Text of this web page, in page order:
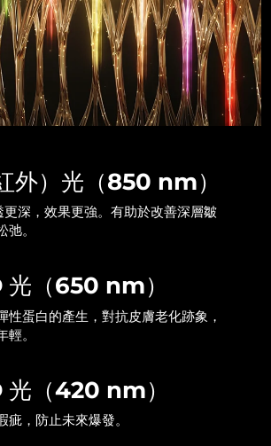
外）光（850 nm）
深，效果更強。有助於改善深層皺
。
光（650 nm）
性蛋白的產生，對抗皮膚老化跡象，
。
光（420 nm）
疵，防止未來爆發。
預計送達日期8/8/26
預計送達日期8/8/26
預計送達日期8/9/26
預計送達日期8/8/26
區 預計送達日期8/10/26
預計送達日期
預計送達日期